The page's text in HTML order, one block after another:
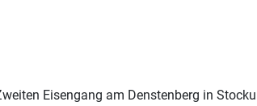
Eisengang am Denstenberg in